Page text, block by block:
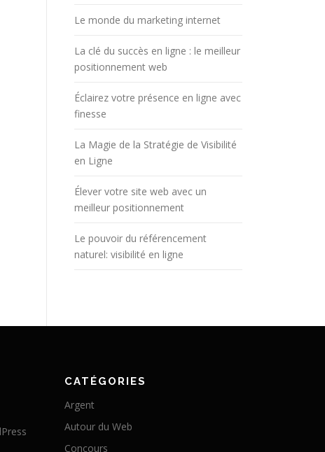
Le monde du marketing internet
La clé du succès en ligne : le meilleur
positionnement web
Éclairez votre présence en ligne avec
finesse
La Magie de la Stratégie de Visibilité
en Ligne
Élever votre site web avec un
meilleur positionnement
Le pouvoir du référencement
naturel: visibilité en ligne
CATÉGORIES
Argent
Autour du Web
Concours